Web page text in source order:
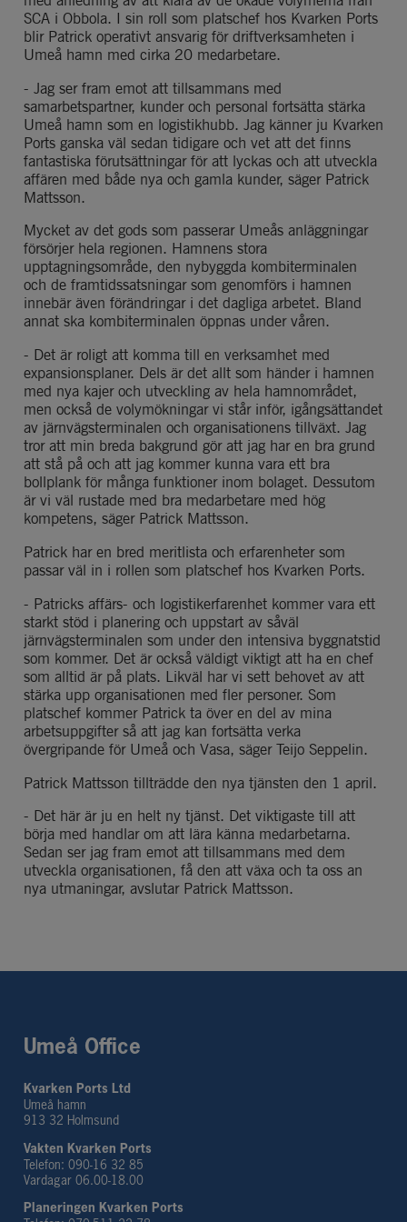
SCA i Obbola. I sin roll som platschef hos Kvarken Ports
blir Patrick operativt ansvarig för driftverksamheten i
Umeå hamn med cirka 20 medarbetare.
- Jag ser fram emot att tillsammans med
samarbetspartner, kunder och personal fortsätta stärka
Umeå hamn som en logistikhubb. Jag känner ju Kvarken
Ports ganska väl sedan tidigare och vet att det finns
fantastiska förutsättningar för att lyckas och att utveckla
affären med både nya och gamla kunder, säger Patrick
Mattsson.
Mycket av det gods som passerar Umeås anläggningar
försörjer hela regionen. Hamnens stora
upptagningsområde, den nybyggda kombiterminalen
och de framtidssatsningar som genomförs i hamnen
innebär även förändringar i det dagliga arbetet. Bland
annat ska kombiterminalen öppnas under våren.
- Det är roligt att komma till en verksamhet med
expansionsplaner. Dels är det allt som händer i hamnen
med nya kajer och utveckling av hela hamnområdet,
men också de volymökningar vi står inför, igångsättandet
av järnvägsterminalen och organisationens tillväxt. Jag
tror att min breda bakgrund gör att jag har en bra grund
att stå på och att jag kommer kunna vara ett bra
bollplank för många funktioner inom bolaget. Dessutom
är vi väl rustade med bra medarbetare med hög
kompetens, säger Patrick Mattsson.
Patrick har en bred meritlista och erfarenheter som
passar väl in i rollen som platschef hos Kvarken Ports.
- Patricks affärs- och logistikerfarenhet kommer vara ett
starkt stöd i planering och uppstart av såväl
järnvägsterminalen som under den intensiva byggnatstid
som kommer. Det är också väldigt viktigt att ha en chef
som alltid är på plats. Likväl har vi sett behovet av att
stärka upp organisationen med fler personer. Som
platschef kommer Patrick ta över en del av mina
arbetsuppgifter så att jag kan fortsätta verka
övergripande för Umeå och Vasa, säger Teijo Seppelin.
Patrick Mattsson tillträdde den nya tjänsten den 1 april.
- Det här är ju en helt ny tjänst. Det viktigaste till att
börja med handlar om att lära känna medarbetarna.
Sedan ser jag fram emot att tillsammans med dem
utveckla organisationen, få den att växa och ta oss an
nya utmaningar, avslutar Patrick Mattsson.
Umeå Office
Kvarken Ports Ltd
Umeå hamn
913 32 Holmsund
Vakten Kvarken Ports
Telefon: 090-16 32 85
Vardagar 06.00-18.00
Planeringen Kvarken Ports